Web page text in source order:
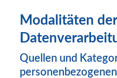
Modalitäten der
Quellen und